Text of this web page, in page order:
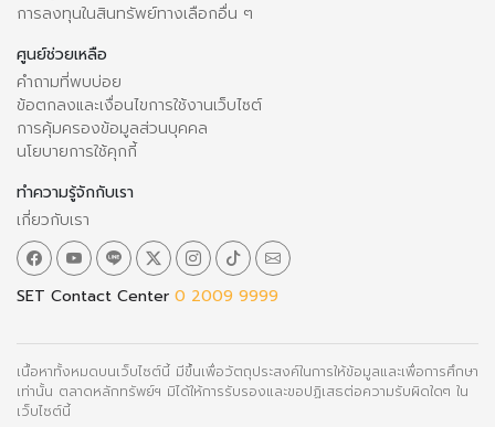
การลงทุนในสินทรัพย์ทางเลือกอื่น ๆ
ศูนย์ช่วยเหลือ
คำถามที่พบบ่อย
ข้อตกลงและเงื่อนไขการใช้งานเว็บไซต์
การคุ้มครองข้อมูลส่วนบุคคล
นโยบายการใช้คุกกี้
ทำความรู้จักกับเรา
เกี่ยวกับเรา
SET Contact Center 0 2009 9999
เนื้อหาทั้งหมดบนเว็บไซต์นี้ มีขึ้นเพื่อวัตถุประสงค์ในการให้ข้อมูลและเพื่อการศึกษา
เท่านั้น ตลาดหลักทรัพย์ฯ มิได้ให้การรับรองและขอปฏิเสธต่อความรับผิดใดๆ ใน
เว็บไซต์นี้